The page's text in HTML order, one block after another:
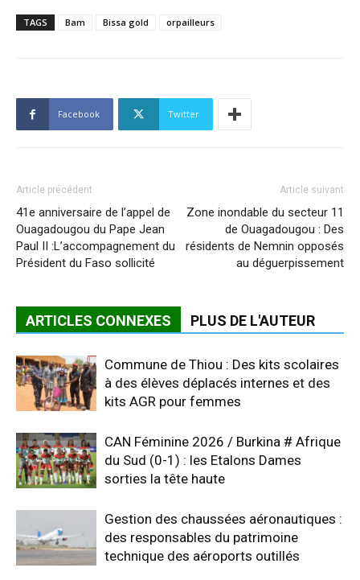
TAGS Bam Bissa gold orpailleurs
Facebook Twitter
Article précédent
41e anniversaire de l’appel de
Ouagadougou du Pape Jean
Paul II :L’accompagnement du
Président du Faso sollicité
Article suivant
Zone inondable du secteur 11
de Ouagadougou : Des
résidents de Nemnin opposés
au déguerpissement
ARTICLES CONNEXES PLUS DE L'AUTEUR
Commune de Thiou : Des kits scolaires
à des élèves déplacés internes et des
kits AGR pour femmes
CAN Féminine 2026 / Burkina # Afrique
du Sud (0-1) : les Etalons Dames
sorties la tête haute
Gestion des chaussées aéronautiques :
des responsables du patrimoine
technique des aéroports outillés